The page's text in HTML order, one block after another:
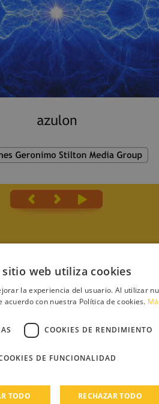
04-2018 1040
sitio web utiliza cookies
la experiencia del usuario. Al utilizar
acuerdo con nuestra Política de cookies.
COOKIES DE RENDIMIENTO
DE FUNCIONALIDAD
TODO RECHAZAR TODO